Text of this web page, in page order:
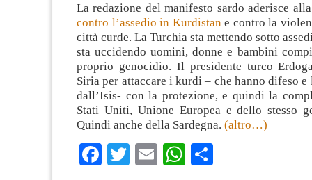
La redazione del manifesto sardo aderisce
contro l’assedio in Kurdistane contro la
città curde. La Turchia sta mettendo sotto
sta uccidendo uomini, donne e bambini
proprio genocidio. Il presidente turco
Siria per attaccare i kurdi – che hanno difeso
dall’Isis- con la protezione, e quindi la
Stati Uniti, Unione Europea e dello stesso
Quindi anche della Sardegna. (altro…)
Facebook
TwitterEmailWhatsApp